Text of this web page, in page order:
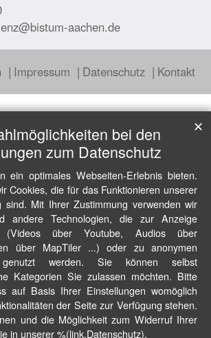
aachen.de
Impressum Datenschutz Kontakt
bei den
zum Datenschutz
ein optimales Webseiten-Erlebnis bieten.
Cookies, die für das Funktionieren unserer
sind. Mit Ihrer Zustimmung verwenden wir
andere Technologien, die zur Anzeige
(Videos über Youtube, Audios über
über MapTiler ...) oder zu anonymen
genutzt werden. Sie können selbst
Kategorien Sie zulassen möchten. Bitte
auf Basis Ihrer Einstellungen womöglich
der Seite zur Verfügung stehen.
und die Möglichkeit zum Widerruf Ihrer
in unserer %(link.Datenschutz).
✕